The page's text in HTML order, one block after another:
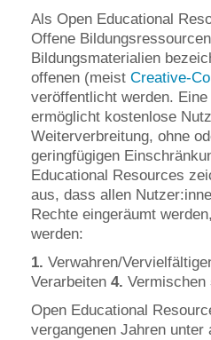
Als Open Educational
Offene
Bildungsmaterialien
offenen (meist Creative-
veröffentlicht werden.
ermöglicht kostenlose
Weiterverbreitung, ohne
geringfügigen
Educational Resources
aus, dass allen
Rechte eingeräumt
werden:
1. Verwahren/
Verarbeiten 4. Vermischen
Open Educational
vergangenen Jahren unter